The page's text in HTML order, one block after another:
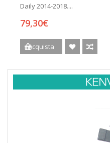
Daily 2014-2018....
79,30€
Acquista